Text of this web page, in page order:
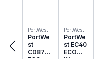
PortWest
PortWe
st
CD875
PortWest
PortWe
st EC40
ECO